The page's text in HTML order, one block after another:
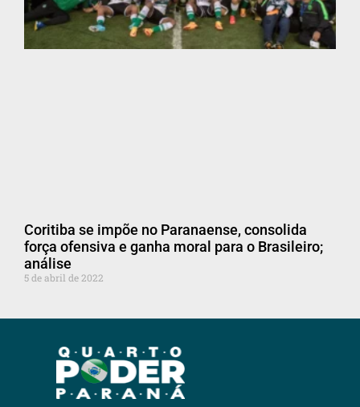
Coritiba se impõe no Paranaense, consolida
força ofensiva e ganha moral para o Brasileiro;
análise
5 de abril de 2022